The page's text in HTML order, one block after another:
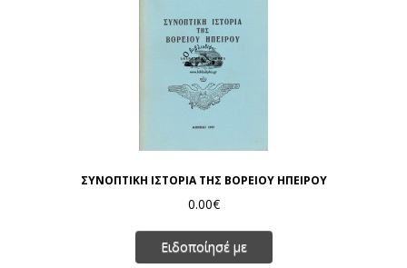
ΣΥΝΟΠΤΙΚΗ ΙΣΤΟΡΙΑ ΤΗΣ ΒΟΡΕΙΟΥ ΗΠΕΙΡΟΥ
0.00€
Ειδοποίησέ με